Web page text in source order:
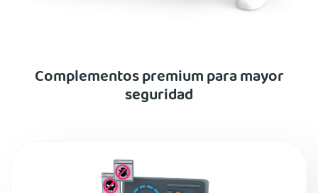
Complementos premium para mayor
seguridad